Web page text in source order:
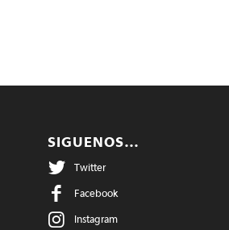
SIGUENOS…
Twitter
Facebook
Instagram